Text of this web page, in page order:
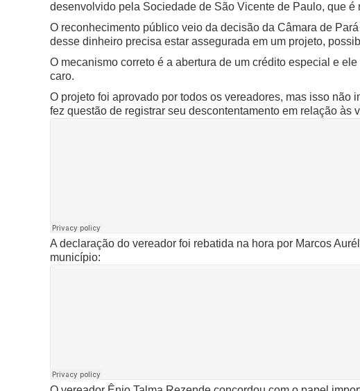
desenvolvido pela Sociedade de São Vicente de Paulo, que é
O reconhecimento público veio da decisão da Câmara de
desse dinheiro precisa estar assegurada em um projeto,
O mecanismo correto é a abertura de um crédito especial e
caro.
O projeto foi aprovado por todos os vereadores, mas isso
fez questão de registrar seu descontentamento em relação às
A declaração do vereador foi rebatida na hora por Marcos
município: